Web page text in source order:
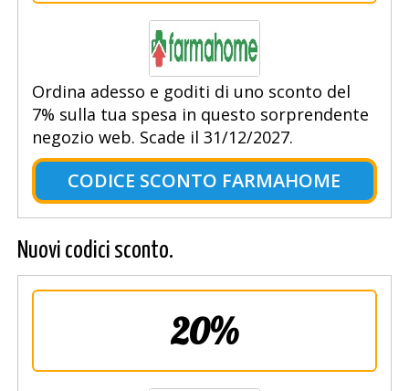
Ordina adesso e goditi di uno sconto del
7% sulla tua spesa in questo sorprendente
negozio web. Scade il 31/12/2027.
CODICE SCONTO FARMAHOME
Nuovi codici sconto.
20%